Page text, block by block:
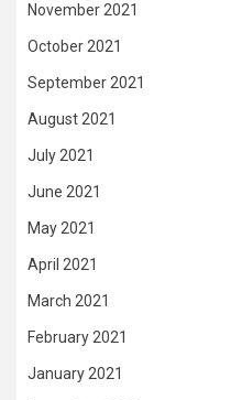
November 2021
October 2021
September 2021
August 2021
July 2021
June 2021
May 2021
April 2021
March 2021
February 2021
January 2021